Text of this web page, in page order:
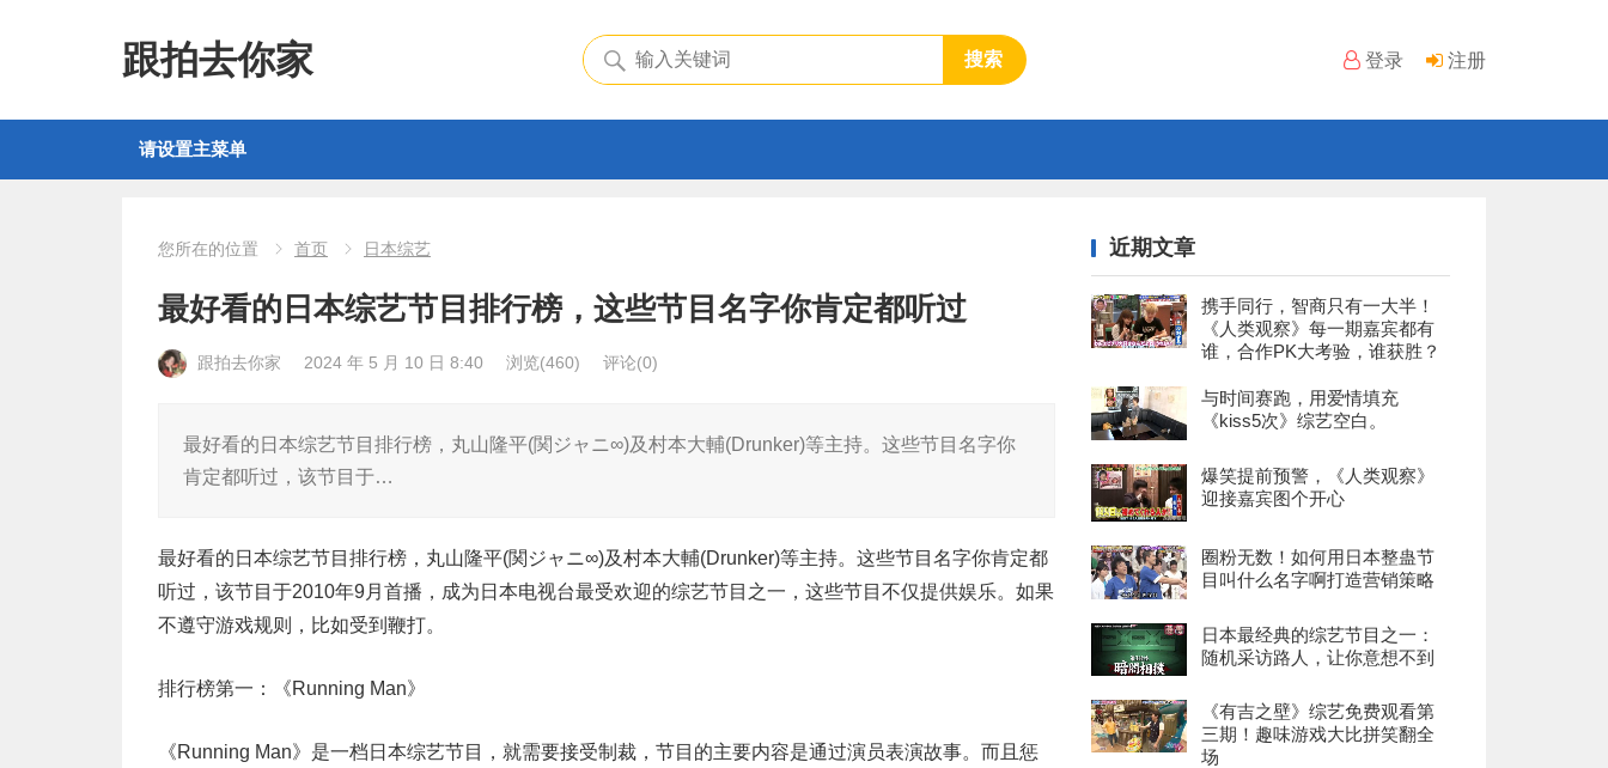
跟拍去你家 登录 注册
搜索
请设置主菜单
您所在的位置 首页 日本综艺
最好看的日本综艺节目排行榜，这些节目名字你肯定都听过
跟拍去你家 2024 年 5 月 10 日 8:40 浏览(460) 评论(0)
最好看的日本综艺节目排行榜，丸山隆平(関ジャニ∞)及村本大輔(Drunker)等主持。这些节目名字你
肯定都听过，该节目于…
最好看的日本综艺节目排行榜，丸山隆平(関ジャニ∞)及村本大輔(Drunker)等主持。这些节目名字你肯定都
听过，该节目于2010年9月首播，成为日本电视台最受欢迎的综艺节目之一，这些节目不仅提供娱乐。如果
不遵守游戏规则，比如受到鞭打。
排行榜第一：《Running Man》
《Running Man》是一档日本综艺节目，就需要接受制裁，节目的主要内容是通过演员表演故事。而且惩
近期文章
携手同行，智商只有一大半！
《人类观察》每一期嘉宾都有
谁，合作PK大考验，谁获胜？
与时间赛跑，用爱情填充
《kiss5次》综艺空白。
爆笑提前预警，《人类观察》
迎接嘉宾图个开心
圈粉无数！如何用日本整蛊节
目叫什么名字啊打造营销策略
日本最经典的综艺节目之一：
随机采访路人，让你意想不到
《有吉之壁》综艺免费观看第
三期！趣味游戏大比拼笑翻全
场